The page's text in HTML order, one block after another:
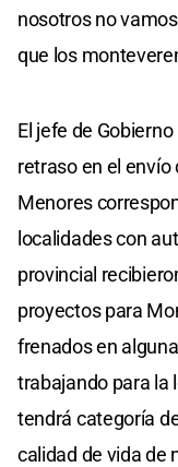
nosotros no
que los
El jefe de
retraso en el envío
Menores
localidades con
provincial
proyectos para
frenados en
trabajando para la
tendrá categoría
calidad de vida de